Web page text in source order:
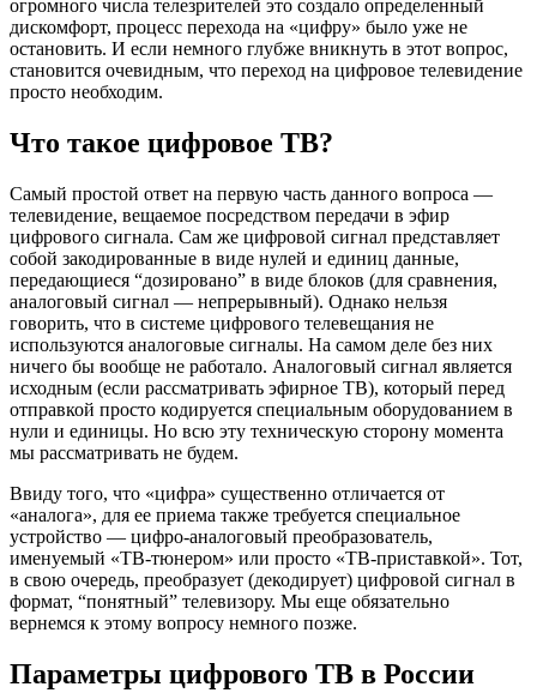
огромного числа телезрителей это создало определенный
дискомфорт, процесс перехода на «цифру» было уже не
остановить. И если немного глубже вникнуть в этот вопрос,
становится очевидным, что переход на цифровое телевидение
просто необходим.
Что такое цифровое ТВ?
Самый простой ответ на первую часть данного вопроса —
телевидение, вещаемое посредством передачи в эфир
цифрового сигнала. Сам же цифровой сигнал представляет
собой закодированные в виде нулей и единиц данные,
передающиеся “дозировано” в виде блоков (для сравнения,
аналоговый сигнал — непрерывный). Однако нельзя
говорить, что в системе цифрового телевещания не
используются аналоговые сигналы. На самом деле без них
ничего бы вообще не работало. Аналоговый сигнал является
исходным (если рассматривать эфирное ТВ), который перед
отправкой просто кодируется специальным оборудованием в
нули и единицы. Но всю эту техническую сторону момента
мы рассматривать не будем.
Ввиду того, что «цифра» существенно отличается от
«аналога», для ее приема также требуется специальное
устройство — цифро-аналоговый преобразователь,
именуемый «ТВ-тюнером» или просто «ТВ-приставкой». Тот,
в свою очередь, преобразует (декодирует) цифровой сигнал в
формат, “понятный” телевизору. Мы еще обязательно
вернемся к этому вопросу немного позже.
Параметры цифрового ТВ в России